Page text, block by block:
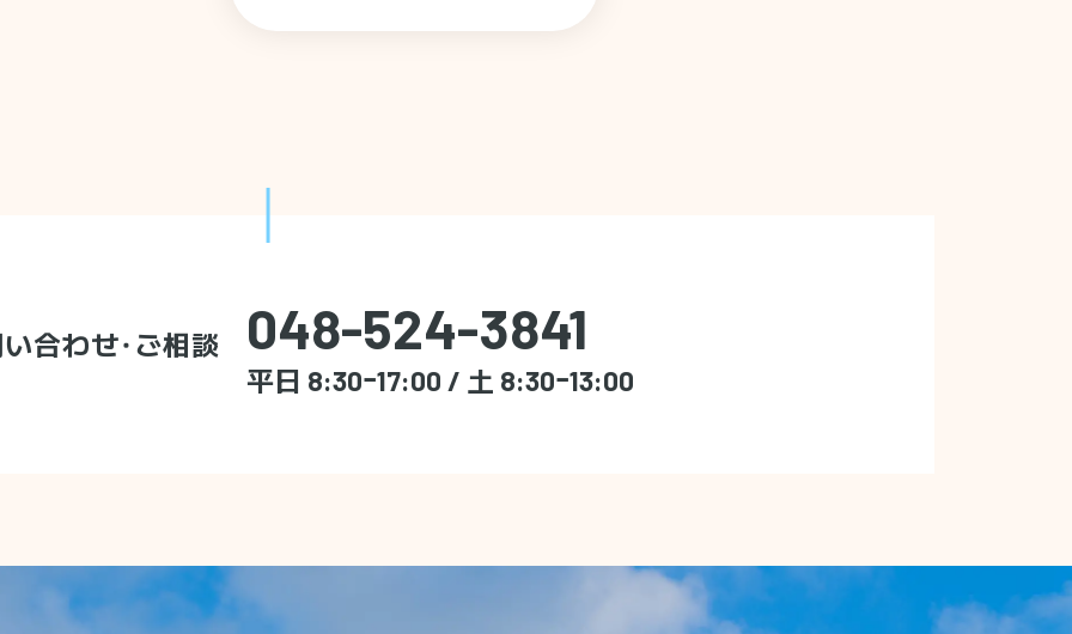
合わせ・ご相談 048-524-3841
平日 8:30ｰ17:00 / 土 8:30ｰ13:00